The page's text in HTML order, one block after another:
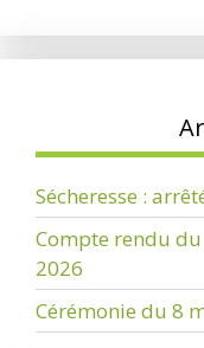
Sécheresse :
Compte rendu
2026
Cérémonie du 8